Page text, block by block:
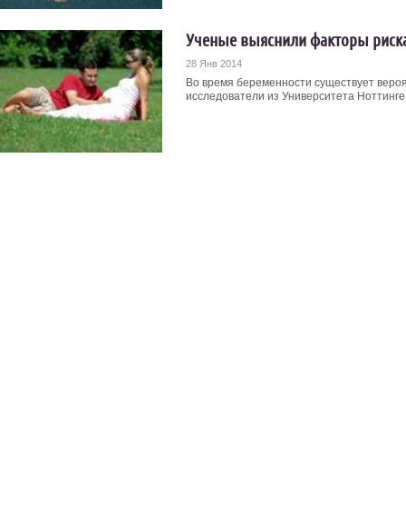
Ученые выяснили факторы
28 Янв 2014
Во время беременности существует
исследователи из Университета